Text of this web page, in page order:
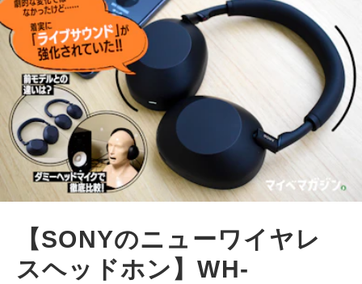
【SONYのニューワイヤレ
スヘッドホン】WH-